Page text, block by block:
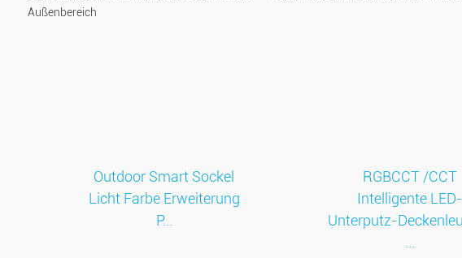
Outdoor Smart Sockel
Licht Farbe Erweiterung
P...
RGBCCT /CCT
Intelligente LED-
Unterputz-
...